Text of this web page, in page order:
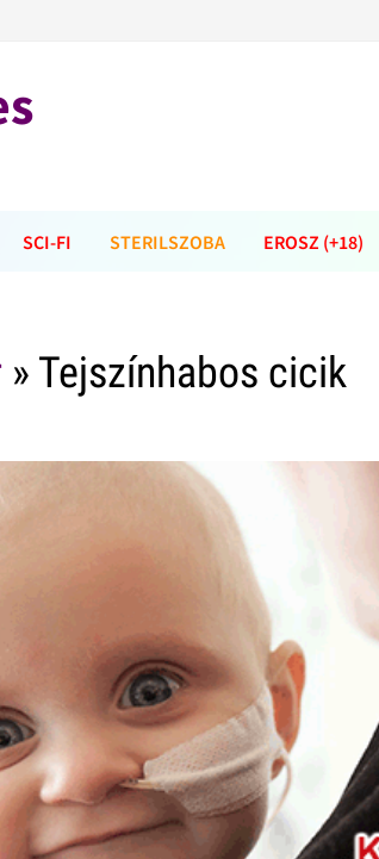
SCI-FI STERILSZOBA EROSZ (+18)
» Tejszínhabos cicik